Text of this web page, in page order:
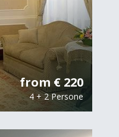
from € 220
4 + 2 Persone